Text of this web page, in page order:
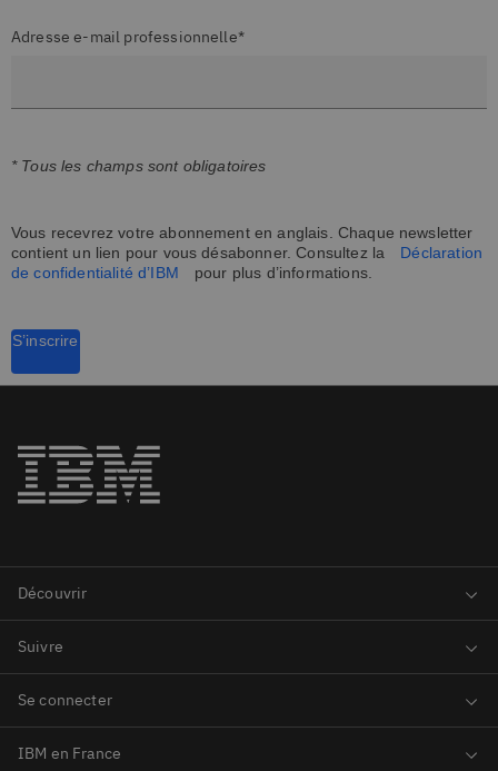
Adresse e-mail professionnelle*
* Tous les champs sont obligatoires
Vous recevrez votre abonnement en anglais. Chaque newsletter
contient un lien pour vous désabonner. Consultez la
Déclaration
de confidentialité d’IBM
pour plus d’informations.
S’inscrire